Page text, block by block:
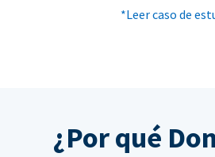
*Leer caso de
¿Por qué